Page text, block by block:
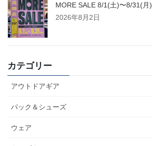
MORE SALE 8/1(土)〜8/31(月)
2026年8月2日
カテゴリー
アウトドアギア
パック＆シューズ
ウェア